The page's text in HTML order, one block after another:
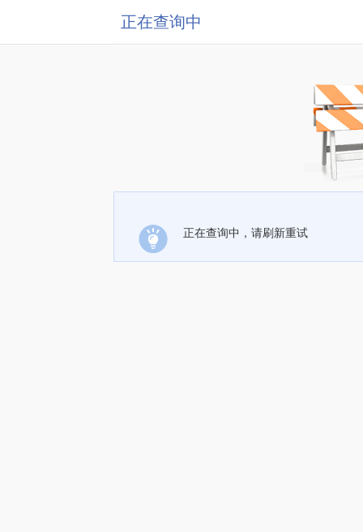
正在查询中
正在查询中，请刷新重试